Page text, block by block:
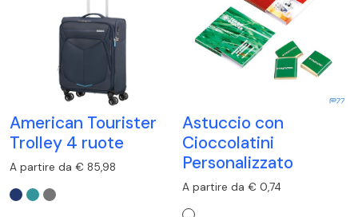
American Tourister
Trolley 4 ruote
A partire da € 85,98
Astuccio con
Cioccolatini
Personalizzato
A partire da € 0,74